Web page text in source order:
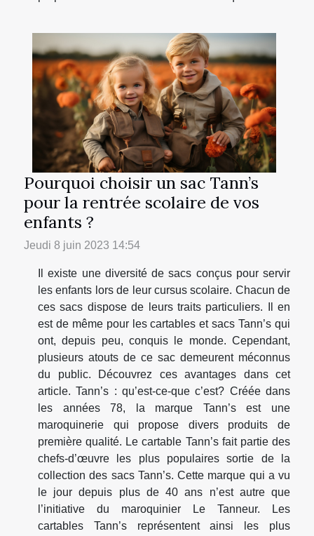
Pourquoi choisir un sac Tann’s
pour la rentrée scolaire de vos
enfants ?
Jeudi 8 juin 2023 14:54
Il existe une diversité de sacs conçus pour servir
les enfants lors de leur cursus scolaire. Chacun de
ces sacs dispose de leurs traits particuliers. Il en
est de même pour les cartables et sacs Tann’s qui
ont, depuis peu, conquis le monde. Cependant,
plusieurs atouts de ce sac demeurent méconnus
du public. Découvrez ces avantages dans cet
article. Tann’s : qu’est-ce-que c’est? Créée dans
les années 78, la marque Tann’s est une
maroquinerie qui propose divers produits de
première qualité. Le cartable Tann’s fait partie des
chefs-d’œuvre les plus populaires sortie de la
collection des sacs Tann’s. Cette marque qui a vu
le jour depuis plus de 40 ans n’est autre que
l’initiative du maroquinier Le Tanneur. Les
cartables Tann’s représentent ainsi les plus